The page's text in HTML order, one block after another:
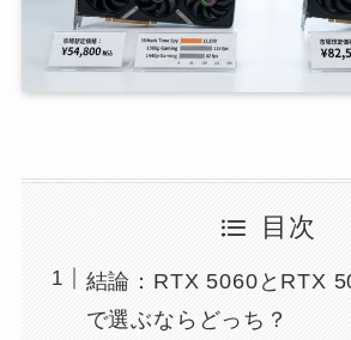
目次
結論：RTX 5060とRTX
で選ぶならどっち？